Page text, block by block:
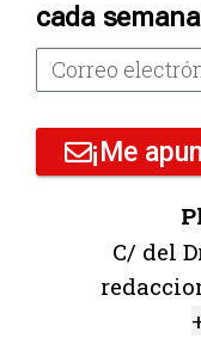
cada
¡Me
C/ del